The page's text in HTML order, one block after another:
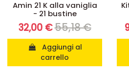
Amin 21 K alla vaniglia
- 21 bustine
32,00 €55,18 €
carrello